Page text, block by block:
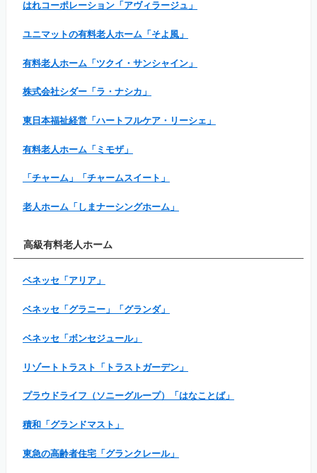
はれコーポレーション「アヴィラージュ」
ユニマットの有料老人ホーム「そよ風」
有料老人ホーム「ツクイ・サンシャイン」
株式会社シダー「ラ・ナシカ」
東日本福祉経営「ハートフルケア・リーシェ」
有料老人ホーム「ミモザ」
「チャーム」「チャームスイート」
老人ホーム「しまナーシングホーム」
高級有料老人ホーム
ベネッセ「アリア」
ベネッセ「グラニー」「グランダ」
ベネッセ「ボンセジュール」
リゾートトラスト「トラストガーデン」
プラウドライフ（ソニーグループ）「はなことば」
積和「グランドマスト」
東急の高齢者住宅「グランクレール」